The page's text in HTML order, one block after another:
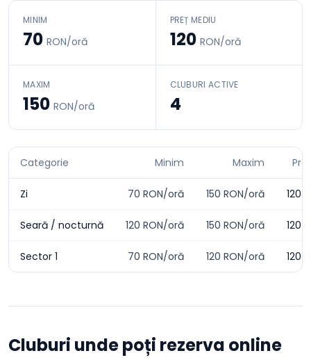
MINIM
70 RON/oră
PREȚ MEDIU
120 RON/oră
MAXIM
150 RON/oră
CLUBURI ACTIVE
4
Categorie Minim Maxim
Zi 70 RON/oră 150 RON/oră 120
Seară / nocturnă 120 RON/oră 150 RON/oră 120
Sector 1 70 RON/oră 120 RON/oră 120
Cluburi unde poți rezerva online
Padel